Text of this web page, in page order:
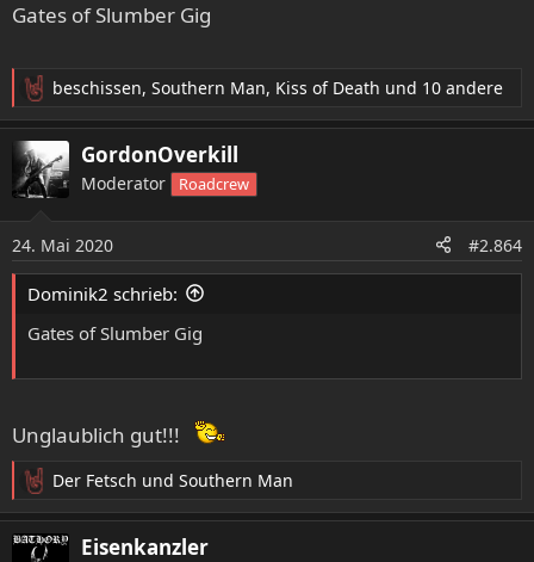
Gates of Slumber Gig
R
e
a
k
t
n
e
n
beschissen, Southern Man, Kiss of Death und 10 andere
GordonOverkill
Moderator Roadcrew
24. Mai 2020 #2.864
Dominik2 schrieb:
Gates of Slumber Gig
Unglaublich gut!!!
R
e
a
Der Fetsch und Southern Man
Eisenkanzler